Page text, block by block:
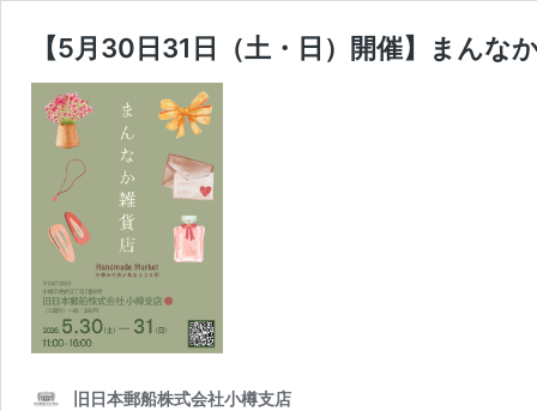
【5月30日31日（土・日）開催】まんな
旧日本郵船株式会社小樽支店